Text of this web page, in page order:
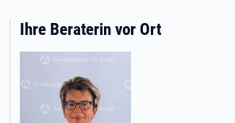
Ihre Beraterin vor Ort